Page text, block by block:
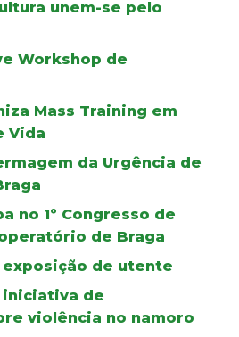
unem-se pelo
Workshop de
Mass Training em
Vida
da Urgência de
no 1º Congresso de
de Braga
exposição de utente
iniciativa de
violência no namoro